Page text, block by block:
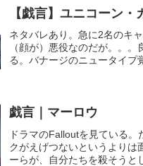
【戯言】ユニコーン
ネタバレあり。急に2名のキ
（顔が）悪役なのだが。。
る。バナージのニュータイプ
戯言｜マーロウ
ドラマのFalloutを見ている
クがえげつないというより
ーらが、自分たちを殺そうと